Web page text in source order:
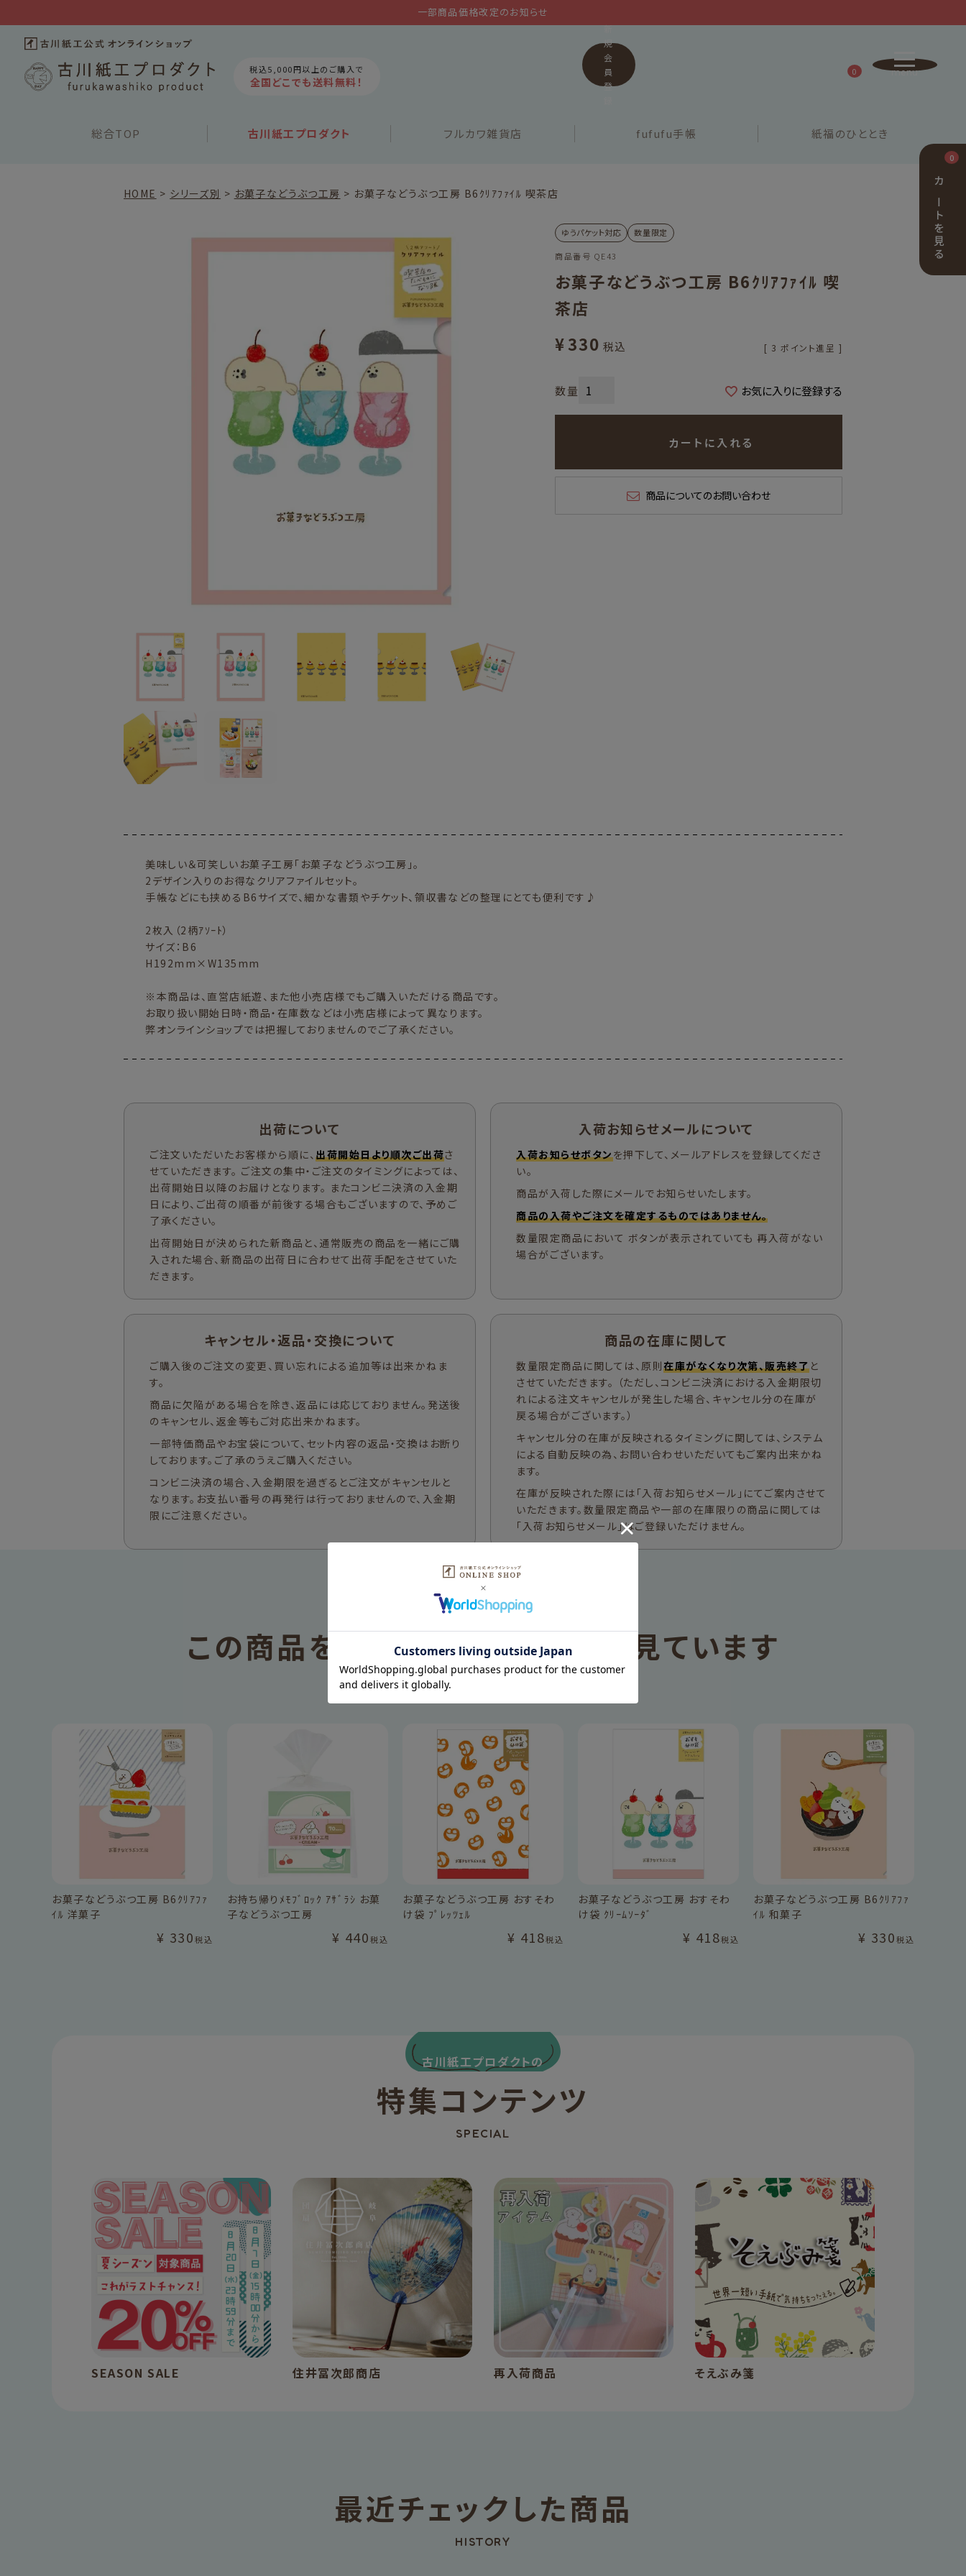
一部商品価格改定のお知らせ
税込5,000円以上のご購入で
全国どこでも送料無料！
総合TOP 古川紙工プロダクト フルカワ雑貨店 fufufu手帳 紙福のひととき
新
規
会
員
登
0
HOME シリーズ別 お菓子などうぶつ工房 お菓子などうぶつ工房 B6ｸﾘｱﾌｧｲﾙ 喫茶店
ゆうパケット対応 数量限定
商品番号 QE43
お菓子などうぶつ工房 B6ｸﾘｱﾌｧｲﾙ 喫
茶店
¥330 税込 [ 3 ポイント進呈 ]
お気に入りに登録する
カートに入れる
商品についてのお問い合わせ
0
カートを見る
美味しい＆可笑しいお菓子工房「お菓子などうぶつ工房」。
2デザイン入りのお得なクリアファイルセット。
手帳などにも挟めるB6サイズで、細かな書類やチケット、領収書などの整理にとても便利です♪
2枚入（2柄ｱｿｰﾄ）
サイズ：B6
H192mm×W135mm
※本商品は、直営店紙遊、また他小売店様でもご購入いただける商品です。
お取り扱い開始日時・商品・在庫数などは小売店様によって異なります。
弊オンラインショップでは把握しておりませんのでご了承ください。
出荷について
ご注文いただいたお客様から順に、出荷開始日より順次ご出荷さ
せていただきます。 ご注文の集中・ご注文のタイミングによっては、
出荷開始日以降のお届けとなります。 またコンビニ決済の入金期
日により、ご出荷の順番が前後する場合もございますので、予めご
了承ください。
出荷開始日が決められた新商品と、通常販売の商品を一緒にご購
入された場合、新商品の出荷日に合わせて出荷手配をさせていた
だきます。
入荷お知らせメールについて
入荷お知らせボタンを押下して、メールアドレスを登録してくださ
い。
商品が入荷した際にメールでお知らせいたします。
商品の入荷やご注文を確定するものではありません。
数量限定商品において ボタンが表示されていても 再入荷がない
場合がございます。
キャンセル・返品・交換について
ご購入後のご注文の変更、買い忘れによる追加等は出来かねま
す。
商品に欠陥がある場合を除き、返品には応じておりません。発送後
のキャンセル、返金等もご対応出来かねます。
一部特価商品やお宝袋について、セット内容の返品・交換はお断り
しております。ご了承のうえご購入ください。
コンビニ決済の場合、入金期限を過ぎるとご注文がキャンセルと
なります。お支払い番号の再発行は行っておりませんので、入金期
限にご注意ください。
商品の在庫に関して
数量限定商品に関しては、原則在庫がなくなり次第、販売終了と
させていただきます。 （ただし、コンビニ決済における入金期限切
れによる注文キャンセルが発生した場合、キャンセル分の在庫が
戻る場合がございます。）
キャンセル分の在庫が反映されるタイミングに関しては、システム
による自動反映の為、お問い合わせいただいてもご案内出来かね
ます。
在庫が反映された際には「入荷お知らせメール」にてご案内させて
いただきます。数量限定商品や一部の在庫限りの商品に関しては
「入荷お知らせメール」はご登録いただけません。
この商品を見た人は、この商品も見ています
RECOMMEND
お菓子などうぶつ工房 B6ｸﾘｱﾌｧ
ｲﾙ 洋菓子
¥ 330税込
お持ち帰りﾒﾓﾌﾞﾛｯｸ ｱｻﾞﾗｼ お菓
子などうぶつ工房
¥ 440税込
お菓子などうぶつ工房 おすそわ
け袋 ﾌﾟﾚｯﾂｪﾙ
¥ 418税込
お菓子などうぶつ工房 おすそわ
け袋 ｸﾘｰﾑｿｰﾀﾞ
¥ 418税込
お菓子などうぶつ工房 B6ｸﾘｱﾌｧ
ｲﾙ 和菓子
¥ 330税込
古川紙工プロダクトの
特集コンテンツ
SPECIAL
SEASON SALE 住井冨次郎商店 再入荷商品 そえぶみ箋
最近チェックした商品
HISTORY